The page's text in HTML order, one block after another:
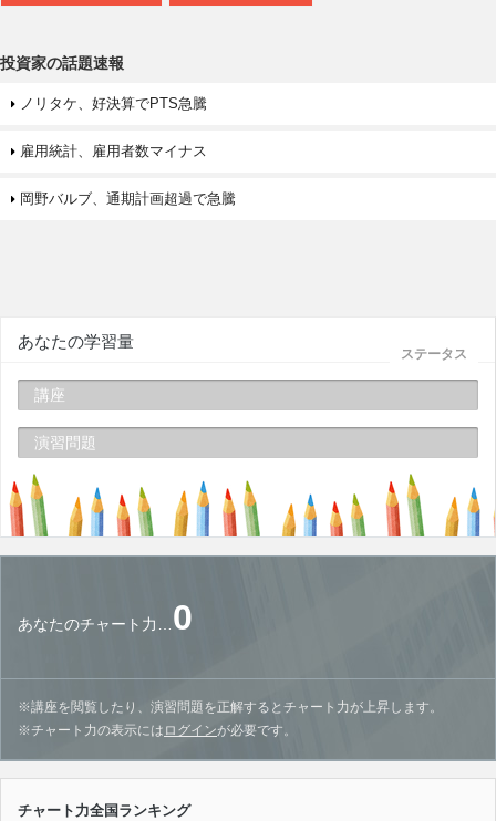
投資家の話題速報
ノリタケ、好決算でPTS急騰
雇用統計、雇用者数マイナス
岡野バルブ、通期計画超過で急騰
ステータス
あなたの学習量
講座
演習問題
あなたのチャート力…0
※講座を閲覧したり、演習問題を正解するとチャート力が上昇します。
※チャート力の表示には ログインが必要です。
チャート力全国ランキング